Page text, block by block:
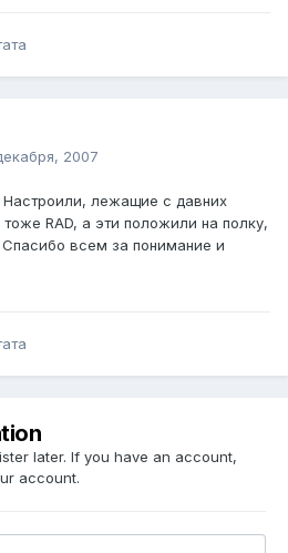
2007
лежащие с давних
RAD, а эти положили на полку,
Спасибо всем за понимание и
later. If you have an account,
account.